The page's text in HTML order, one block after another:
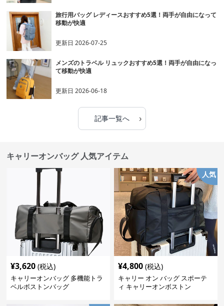
旅行用バッグ レディースおすすめ5選！両手が自由になって
移動が快適
更新日2026-07-25
メンズのトラベル リュックおすすめ5選！両手が自由になっ
て移動が快適
更新日2026-06-18
記事一覧へ ›
キャリーオンバッグ 人気アイテム
¥3,620 (税込)
キャリーオンバッグ 多機能トラ
ベルボストンバッグ
人気
¥4,800 (税込)
キャリー オン バッグ スポーテ
ィ キャリーオンボストン